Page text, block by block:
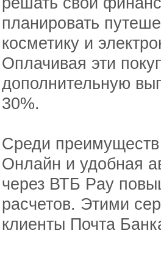
планировать
косметику и
Оплачивая эти
дополнительную
30%.
Среди
Онлайн и удобная
через ВТБ Pay
расчетов. Этими
клиенты Почта